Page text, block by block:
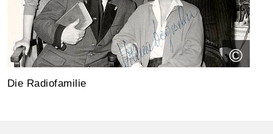
©
Die Radiofamilie